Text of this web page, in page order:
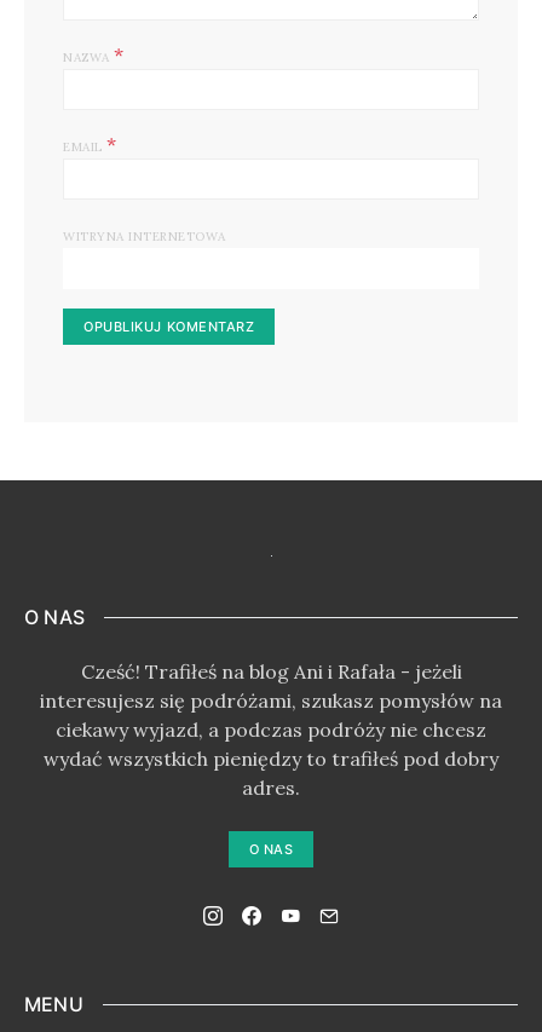
NAZWA *
EMAIL *
WITRYNA INTERNETOWA
O NAS
Cześć! Trafiłeś na blog Ani i Rafała - jeżeli
interesujesz się podróżami, szukasz pomysłów na
ciekawy wyjazd, a podczas podróży nie chcesz
wydać wszystkich pieniędzy to trafiłeś pod dobry
adres.
O NAS
MENU